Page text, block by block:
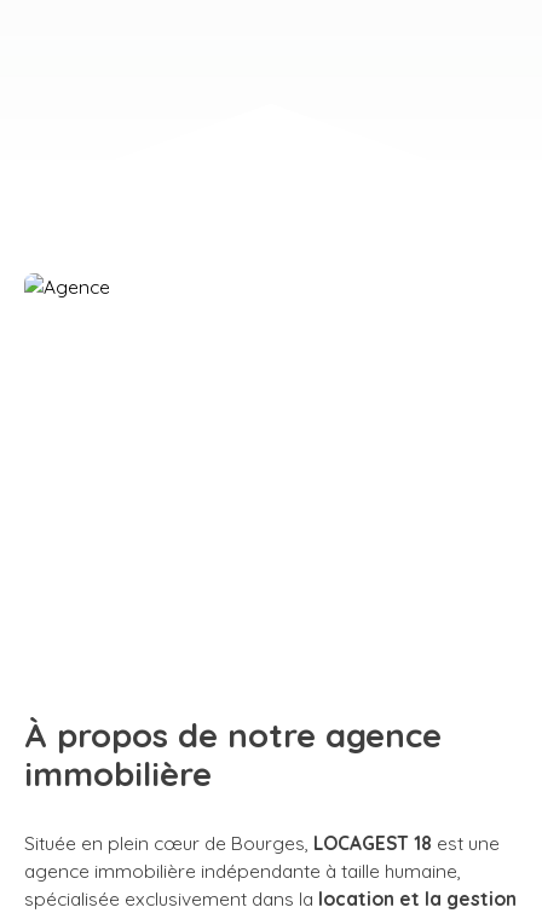
À propos de notre agence
immobilière
Située en plein cœur de Bourges, LOCAGEST 18 est une
agence immobilière indépendante à taille humaine,
spécialisée exclusivement dans la location et la gestion